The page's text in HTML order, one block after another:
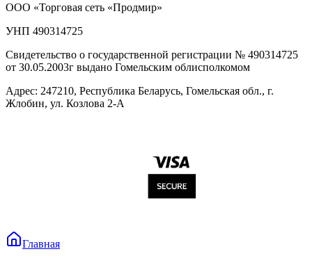
ООО «Торговая сеть «Продмир»
УНП 490314725
Свидетельство о государственной регистрации № 490314725
от 30.05.2003г выдано Гомельским облисполкомом
Адрес: 247210, Республика Беларусь, Гомельская обл., г.
Жлобин, ул. Козлова 2-А
Главная